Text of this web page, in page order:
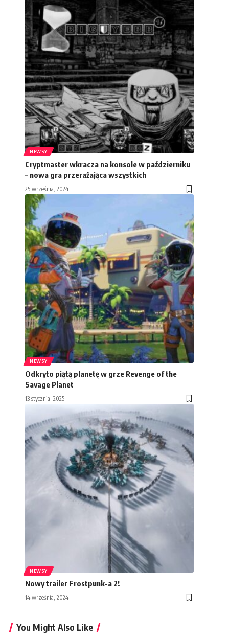
NEWSY
Cryptmaster wkracza na konsole w październiku
– nowa gra przerażająca wszystkich
25 września, 2024
NEWSY
Odkryto piątą planetę w grze Revenge of the
Savage Planet
13 stycznia, 2025
NEWSY
Nowy trailer Frostpunk-a 2!
14 września, 2024
You Might Also Like